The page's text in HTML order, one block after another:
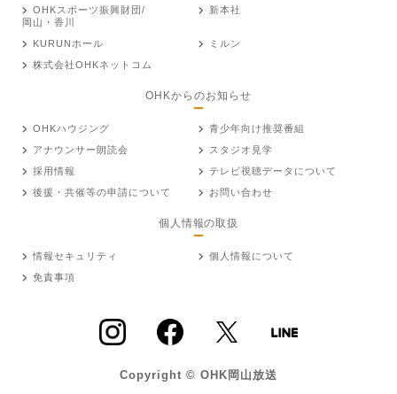
OHKスポーツ振興財団/
岡山・香川
新本社
KURUNホール
ミルン
株式会社OHKネットコム
OHKからのお知らせ
OHKハウジング
青少年向け推奨番組
アナウンサー朗読会
スタジオ見学
採用情報
テレビ視聴データについて
後援・共催等の申請について
お問い合わせ
個人情報の取扱
情報セキュリティ
個人情報について
免責事項
Copyright © OHK岡山放送